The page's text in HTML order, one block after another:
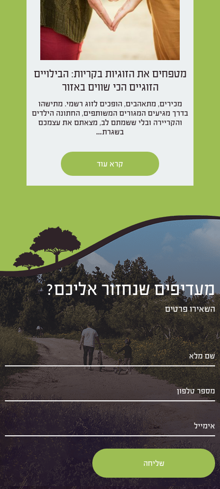
מטפחים את הזוגיות בקריות: הבילויים
הזוגיים הכי שווים באזור
מכירים, מתאהבים, הופכים לזוג רשמי. מתישהו
בדרך מגיעים המגורים המשותפים, החתונה הילדים
והקריירה ובלי ששמתם לב, מצאתם את עצמכם
בשגרת…
קרא עוד
מעדיפים שנחזור אליכם?
השאירו פרטים